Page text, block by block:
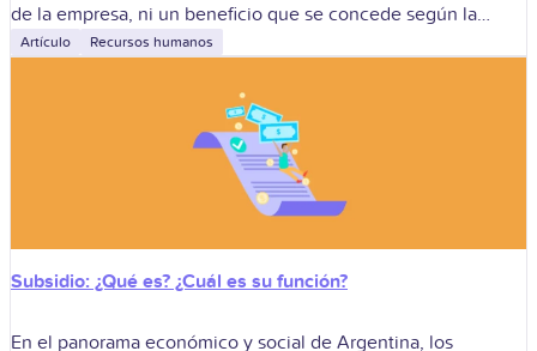
de la empresa, ni un beneficio que se concede según la
buena
Artículo Recursos humanos
Subsidio: ¿Qué es? ¿Cuál es su función?
En el panorama económico y social de Argentina, los